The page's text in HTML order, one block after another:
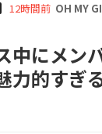
14時間前 BTS V、
中にメン
力的すぎ